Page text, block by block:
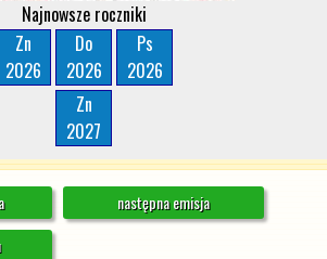
Najnowsze roczniki
Zn
2026
Do
2026
Ps
2026
Zn
2027
następna emisja